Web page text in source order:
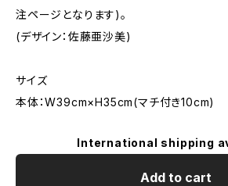
注ページとなります)。
(デザイン：佐藤亜沙美)
サイズ
本体：W39cm×H35cm(マチ付き10cm)
International shipping
Add to cart